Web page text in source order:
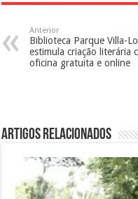
Anterior
Biblioteca Parque Villa-
estimula criação literária
oficina gratuita e online
Artigos Relacionados